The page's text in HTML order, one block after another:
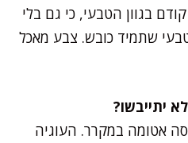
בגוון הטבעי, כי גם בלי
שתמיד כובש. צבע מאכל
אטומה במקרר. העוגיה